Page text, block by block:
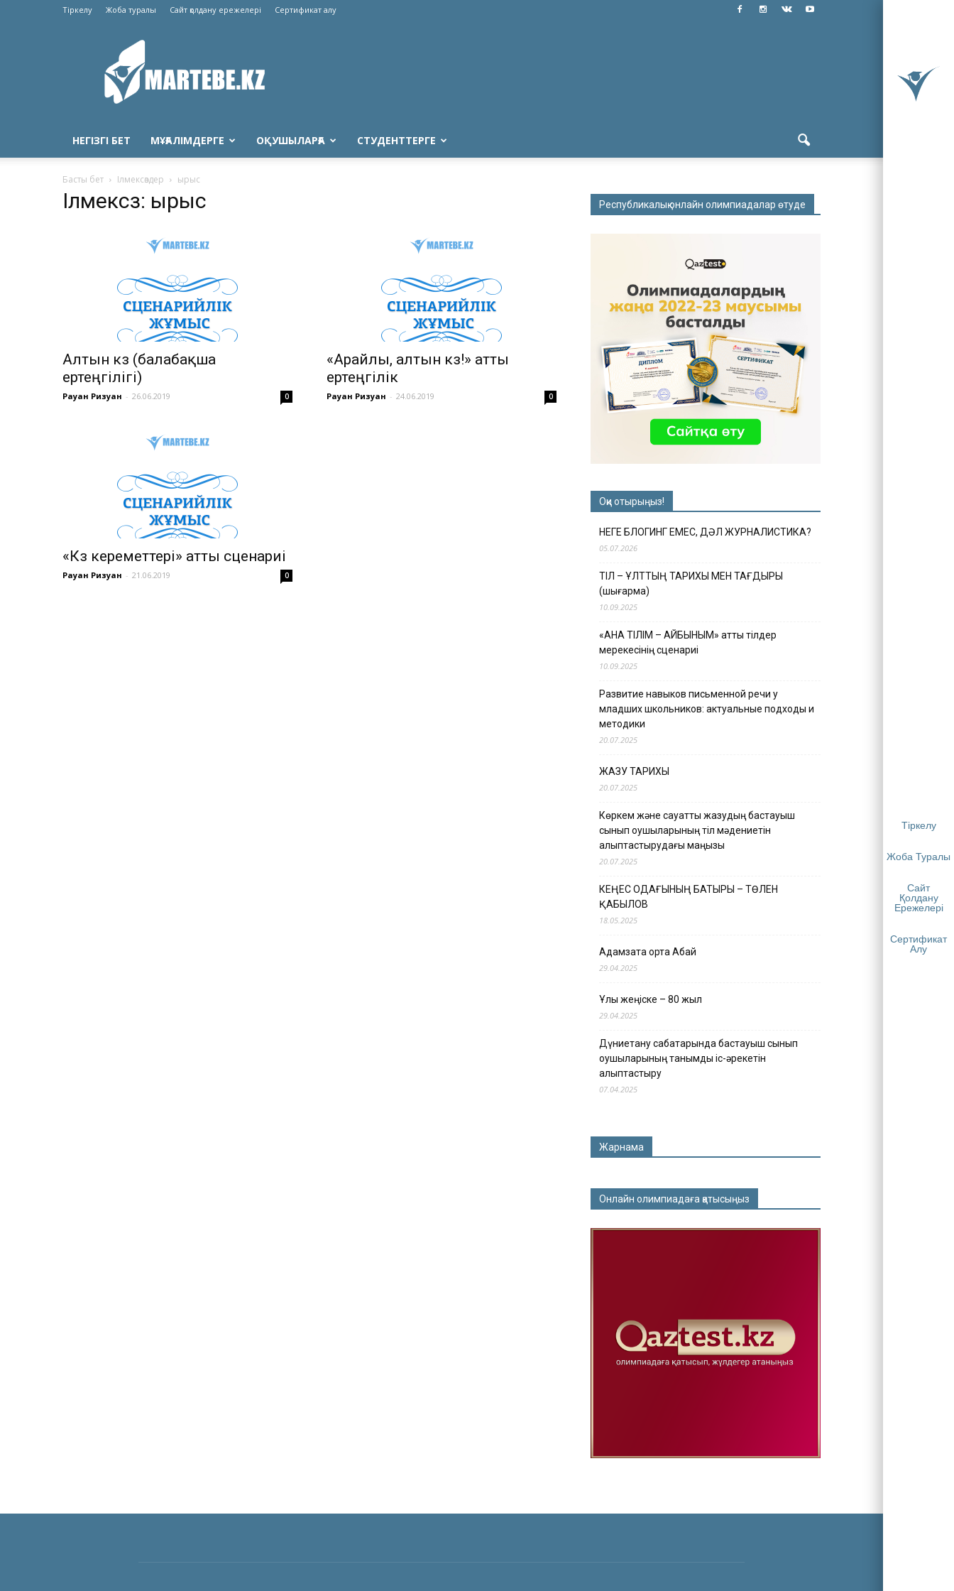
Тіркелу
Жоба Туралы
Сайт
Қолдану
Ережелері
Сертификат
Алу
Тіркелу Жоба туралы Сайт қолдану ережелері Сертификат алу
Martebe.kz
білім
сайты
НЕГІЗГІ БЕТ МҰҒАЛІМДЕРГЕ ОҚУШЫЛАРҒА СТУДЕНТТЕРГЕ
Басты бет Ілмексөздер ырыс
Ілмексөз: ырыс
Алтын күз (балабақша
ертеңгілігі)
Рауан Ризуан - 26.06.2019 0
«Арайлы, алтын күз!» атты
ертеңгілік
Рауан Ризуан - 24.06.2019 0
«Күз кереметтері» атты сценариі
Рауан Ризуан - 21.06.2019 0
Республикалық онлайн олимпиадалар өтуде
Оқи отырыңыз!
НЕГЕ БЛОГИНГ ЕМЕС, ДӘЛ ЖУРНАЛИСТИКА?
05.07.2026
ТІЛ – ҰЛТТЫҢ ТАРИХЫ МЕН ТАҒДЫРЫ
(шығарма)
10.09.2025
«АНА ТІЛІМ – АЙБЫНЫМ» атты тілдер
мерекесінің сценариі
10.09.2025
Развитие навыков письменной речи у
младших школьников: актуальные подходы и
методики
20.07.2025
ЖАЗУ ТАРИХЫ
20.07.2025
Көркем және сауатты жазудың бастауыш
сынып оқушыларының тіл мәдениетін
қалыптастырудағы маңызы
20.07.2025
КЕҢЕС ОДАҒЫНЫҢ БАТЫРЫ – ТӨЛЕН
ҚАБЫЛОВ
18.05.2025
Адамзатқа ортақ Абай
29.04.2025
Ұлы жеңіске – 80 жыл
29.04.2025
Дүниетану сабақтарында бастауыш сынып
оқушыларының танымдық іс-әрекетін
қалыптастыру
07.04.2025
Жарнама
Онлайн олимпиадаға қатысыңыз